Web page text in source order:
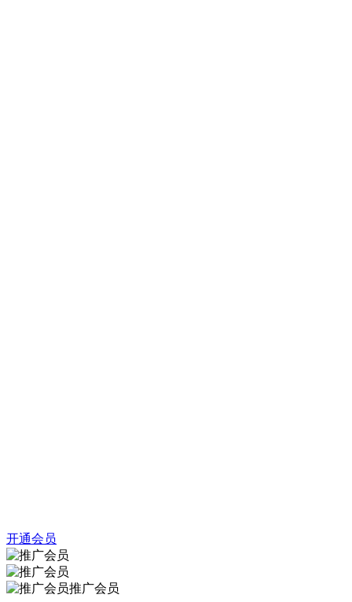
开通会员
推广会员